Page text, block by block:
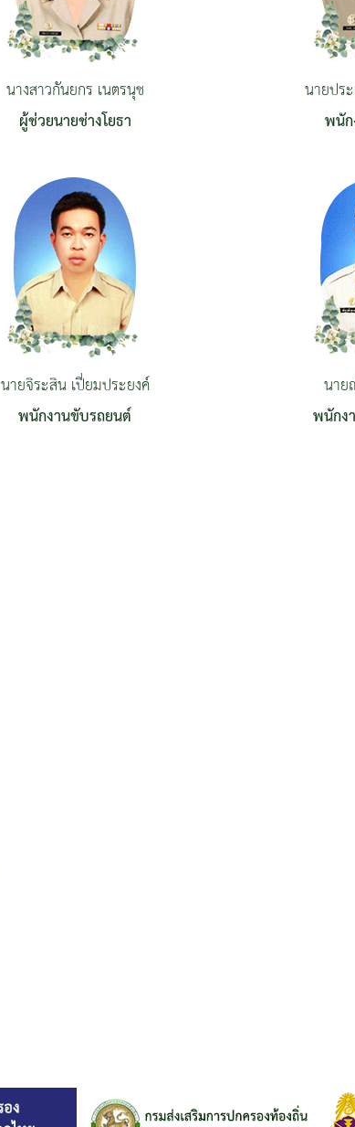
นางสาวกันยกร เนตรนุช
ผู้ช่วยนายช่างโยธา
นายปร
พนั
นายจิระสิน เปี่ยมประยงค์
พนักงานขับรถยนต์
นา
พนักง